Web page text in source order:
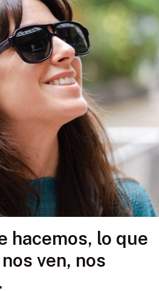
hacemos, lo que
ven, nos